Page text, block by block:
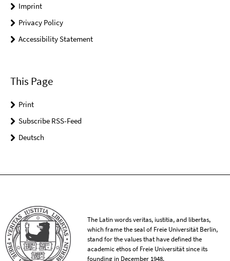
Imprint
Privacy Policy
Accessibility Statement
This Page
Print
Subscribe RSS-Feed
Deutsch
The Latin words veritas, iustitia, and libertas,
which frame the seal of Freie Universität Berlin,
stand for the values that have defined the
academic ethos of Freie Universität since its
founding in December 1948.